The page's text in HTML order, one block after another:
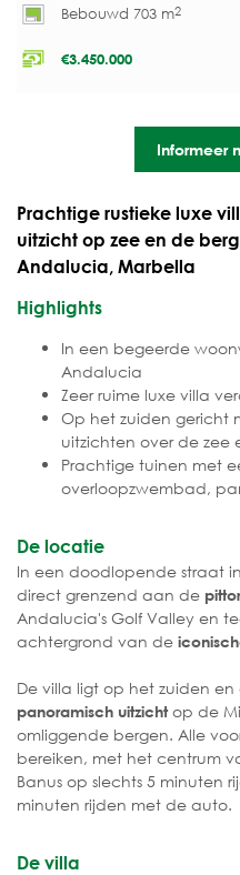
Bebouwd 703 m2
€3.450.000
Informeer
Prachtige rustieke luxe
uitzicht op zee en de
Andalucia, Marbella
Highlights
In een begeerde
Andalucia
Zeer ruime luxe villa
Op het zuiden gericht
uitzichten over de zee
Prachtige tuinen met
overloopzwembad,
De locatie
In een doodlopende straat
direct grenzend aan de
Andalucia's Golf Valley en
achtergrond van de
De villa ligt op het zuiden
panoramisch uitzichtop de
omliggende bergen. Alle
bereiken, met het centrum
Banus op slechts 5 minuten
minuten rijden met de auto.
De villa